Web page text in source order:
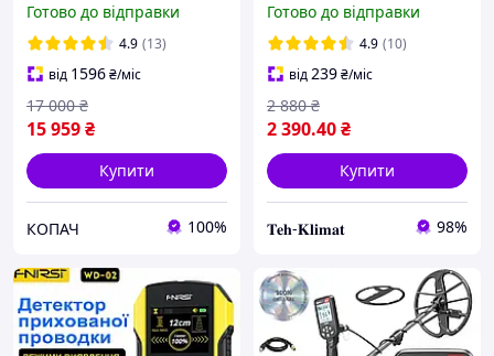
подарунок! Частота 15
кГц. Гарантія 3 роки!
Безкоштовна доставка
Готово до відправки
4.9 (13)
від 1596₴/міс
15 959₴
17 000 ₴
Купити
КОПАЧ 100%
Готово до відправки
4.9 (10)
від239₴/міс
2 390.40₴
2 880 ₴
Купити
𝐓𝐞𝐡-𝐊𝐥𝐢𝐦𝐚𝐭 98%